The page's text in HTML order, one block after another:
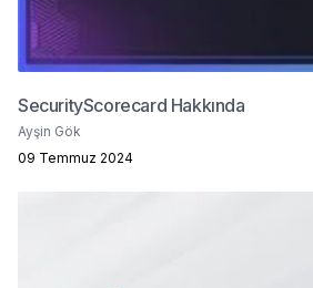
SecurityScorecard Hakkında
Ayşin Gök
09 Temmuz 2024